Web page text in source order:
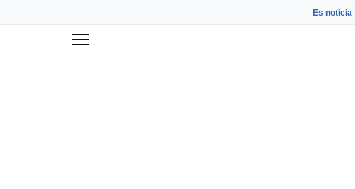
Es noticia
Menú